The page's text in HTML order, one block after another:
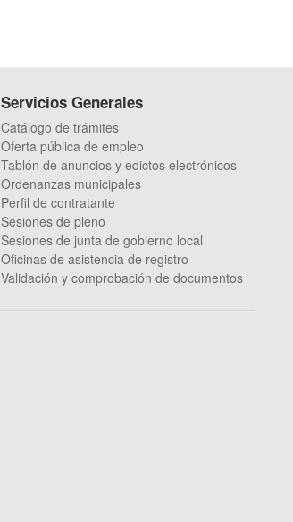
Servicios Generales
Catálogo de trámites
Oferta pública de empleo
Tablón de anuncios y edictos electrónicos
Ordenanzas municipales
Perfil de contratante
Sesiones de pleno
Sesiones de junta de gobierno local
Oficinas de asistencia de registro
Validación y comprobación de documentos